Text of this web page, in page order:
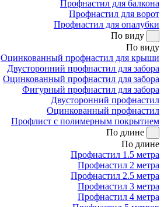
Профнастил для балкона
Профнастил для ворот
Профнастил для опалубки
По виду
По виду
Оцинкованный профнастил для крыши
Двусторонний профнастил для забора
Оцинкованный профнастил для забора
Фигурный профнастил для забора
Двусторонний профнастил
Оцинкованный профнастил
Профлист с полимерным покрытием
По длине
По длине
Профнастил 1.5 метра
Профнастил 2 метра
Профнастил 2.5 метра
Профнастил 3 метра
Профнастил 4 метра